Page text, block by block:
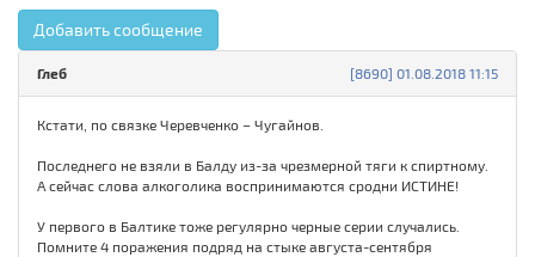
Добавить сообщение
[8690] 01.08.2018 11:15
Глеб
Кстати, по связке Черевченко – Чугайнов.
Последнего не взяли в Балду из-за чрезмерной тяги к спиртному.
А сейчас слова алкоголика воспринимаются сродни ИСТИНЕ!
У первого в Балтике тоже регулярно черные серии случались.
Помните 4 поражения подряд на стыке августа-сентября